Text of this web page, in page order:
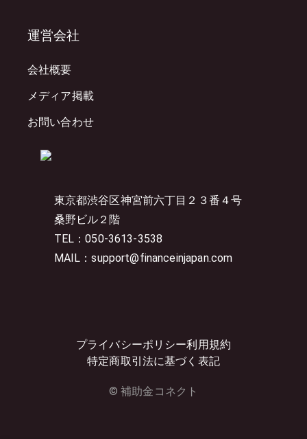
東京都渋谷区神宮前六丁目２３番４号
桑野ビル２階
TEL：050-3613-3538
MAIL：support@financeinjapan.com
プライバシーポリシー利用規約
特定商取引法に基づく表記
© 補助金コネクト
運営会社
会社概要
メディア掲載
お問い合わせ